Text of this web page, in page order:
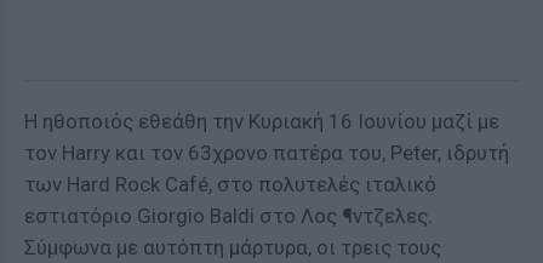
Η ηθοποιός εθεάθη την Κυριακή 16 Ιουνίου μαζί με
τον Harry και τον 63χρονο πατέρα του, Peter, ιδρυτή
των Hard Rock Café, στο πολυτελές ιταλικό
εστιατόριο Giorgio Baldi στο Λος ¶ντζελες.
Σύμφωνα με αυτόπτη μάρτυρα, οι τρεις τους